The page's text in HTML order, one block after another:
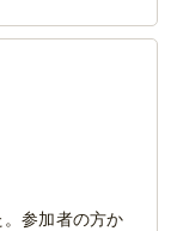
参加者の方か